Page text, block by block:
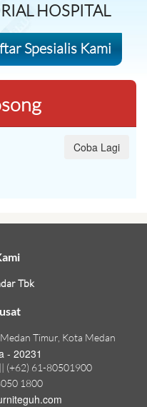
HOSPITAL
Spesialis Kami
Coba Lagi
Tbk
Timur, Kota Medan
- 20231
(+62) 61-80501900
1800